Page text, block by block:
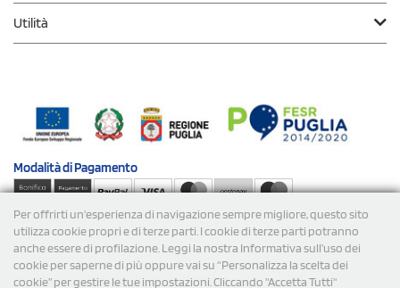
Per offrirti un'esperienza di navigazione sempre migliore, questo sito
utilizza cookie propri e di terze parti. I cookie di terze parti potranno
anche essere di profilazione. Leggi la nostra Informativa sull’uso dei
cookie per saperne di più oppure vai su “Personalizza la scelta dei
cookie” per gestire le tue impostazioni. Cliccando "Accetta Tutti"
Utilità
Modalità diPagamento
Spedizioni